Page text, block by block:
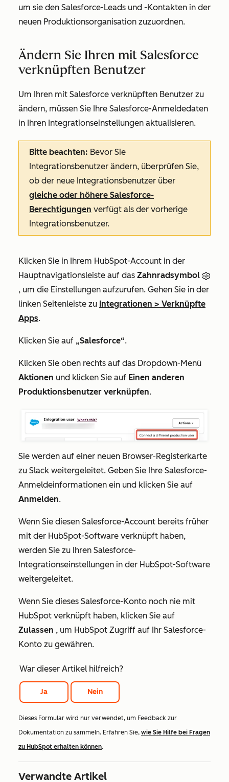
um sie den Salesforce-Leads und -Kontakten in der
neuen Produktionsorganisation zuzuordnen.
Ändern Sie Ihren mit Salesforce
verknüpften Benutzer
Um Ihren mit Salesforce verknüpften Benutzer zu
ändern, müssen Sie Ihre Salesforce-Anmeldedaten
in Ihren Integrationseinstellungen aktualisieren.
Bitte beachten: Bevor Sie
Integrationsbenutzer ändern, überprüfen Sie,
ob der neue Integrationsbenutzer über
gleiche oder höhere Salesforce-
Berechtigungen verfügt als der vorherige
Integrationsbenutzer.
Klicken Sie in Ihrem HubSpot-Account in der
Hauptnavigationsleiste auf das Zahnradsymbol
, um die Einstellungen aufzurufen. Gehen Sie in der
linken Seitenleiste zu Integrationen > Verknüpfte
Apps.
Klicken Sie auf „Salesforce“.
Klicken Sie oben rechts auf das Dropdown-Menü
Aktionen und klicken Sie auf Einen anderen
Produktionsbenutzer verknüpfen.
Sie werden auf einer neuen Browser-Registerkarte
zu Slack weitergeleitet. Geben Sie Ihre Salesforce-
Anmeldeinformationen ein und klicken Sie auf
Anmelden.
Wenn Sie diesen Salesforce-Account bereits früher
mit der HubSpot-Software verknüpft haben,
werden Sie zu Ihren Salesforce-
Integrationseinstellungen in der HubSpot-Software
weitergeleitet.
Wenn Sie dieses Salesforce-Konto noch nie mit
HubSpot verknüpft haben, klicken Sie auf
Zulassen , um HubSpot Zugriff auf Ihr Salesforce-
Konto zu gewähren.
War dieser Artikel hilfreich?
Ja Nein
Dieses Formular wird nur verwendet, um Feedback zur
Dokumentation zu sammeln. Erfahren Sie, wie Sie Hilfe bei Fragen
zu HubSpot erhalten können.
Verwandte Artikel